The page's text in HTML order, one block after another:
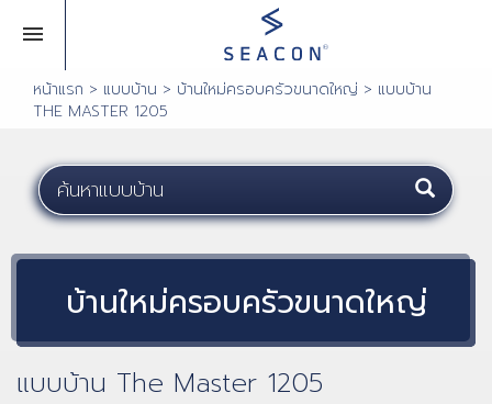
หน้าแรก > แบบบ้าน > บ้านใหม่ครอบครัวขนาดใหญ่ > แบบบ้าน
THE MASTER 1205
บ้านใหม่ครอบครัวขนาดใหญ่
แบบบ้าน The Master 1205